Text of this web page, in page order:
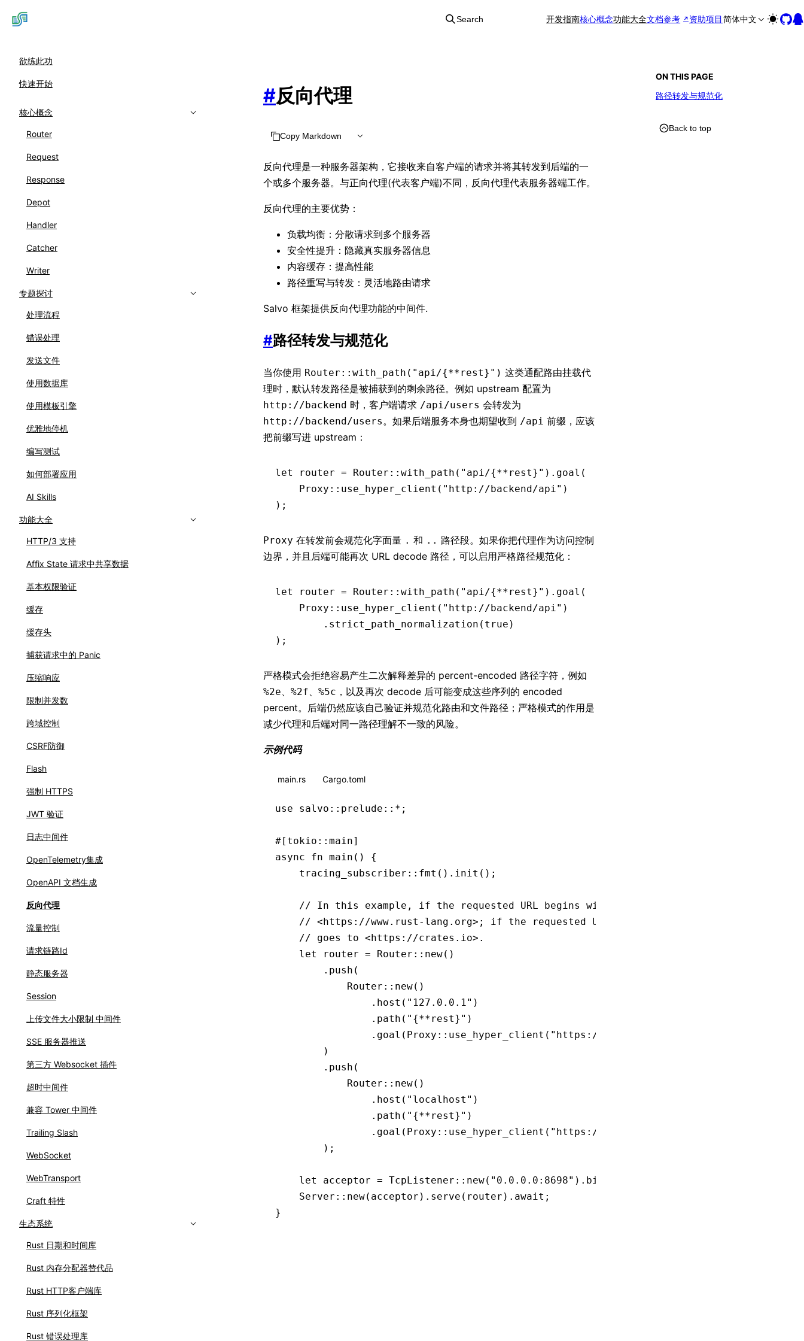
Search 开发指南核心概念功能大全文档参考 资助项目简体中文
欲练此功
快速开始
核心概念
Router
Request
Response
Depot
Handler
Catcher
Writer
专题探讨
处理流程
错误处理
发送文件
使用数据库
使用模板引擎
优雅地停机
编写测试
如何部署应用
AI Skills
功能大全
HTTP/3 支持
Affix State 请求中共享数据
基本权限验证
缓存
缓存头
捕获请求中的 Panic
压缩响应
限制并发数
跨域控制
CSRF防御
Flash
强制 HTTPS
JWT 验证
日志中间件
OpenTelemetry集成
OpenAPI 文档生成
反向代理
流量控制
请求链路Id
静态服务器
Session
上传文件大小限制 中间件
SSE 服务器推送
第三方 Websocket 插件
超时中间件
兼容 Tower 中间件
Trailing Slash
WebSocket
WebTransport
Craft 特性
生态系统
Rust 日期和时间库
Rust 内存分配器替代品
Rust HTTP客户端库
Rust 序列化框架
Rust 错误处理库
#反向代理
Copy Markdown
反向代理是一种服务器架构，它接收来自客户端的请求并将其转发到后端的一
个或多个服务器。与正向代理(代表客户端)不同，反向代理代表服务器端工作。
反向代理的主要优势：
负载均衡：分散请求到多个服务器
安全性提升：隐藏真实服务器信息
内容缓存：提高性能
路径重写与转发：灵活地路由请求
Salvo 框架提供反向代理功能的中间件.
#路径转发与规范化
当你使用 Router::with_path("api/{**rest}") 这类通配路由挂载代
理时，默认转发路径是被捕获到的剩余路径。例如 upstream 配置为
http://backend 时，客户端请求 /api/users 会转发为
http://backend/users 。如果后端服务本身也期望收到 /api 前缀，应该
把前缀写进 upstream：
let router = Router :: with_path ( "api/{**rest}" ) . goal (
    Proxy
:: use_hyper_client ( "http://backend/api" )
);
Proxy 在转发前会规范化字面量 . 和 .. 路径段。如果你把代理作为访问控制
边界，并且后端可能再次 URL decode 路径，可以启用严格路径规范化：
let router = Router :: with_path ( "api/{**rest}" ) . goal (
    Proxy
:: use_hyper_client ( "http://backend/api" )
        .
strict_path_normalization ( true )
);
严格模式会拒绝容易产生二次解释差异的 percent-encoded 路径字符，例如
%2e %2f %5c ，以及再次 decode 后可能变成这些序列的 encoded
percent。后端仍然应该自己验证并规范化路由和文件路径；严格模式的作用是
减少代理和后端对同一路径理解不一致的风险。
示例代码
main.rs Cargo.toml
use salvo :: prelude ::* ;
#[tokio :: main]
async fn main () {
    tracing_subscriber
:: fmt () . init ();
// In this example, if the requested URL begins with <http://127.0.0.1:8698/>, the
// <https://www.rust-lang.org>; if the requested URL begins with <http://
    // goes to <https://crates.io>.
    let
router = Router :: new()
        .
push (
            Router
:: new()
                .
host ( "127.0.0.1" )
                .
path ( "{**rest}" )
                .
goal (Proxy :: use_hyper_client ( "https://docs.rs"
        )
        .
push (
            Router
:: new()
                .
host ( "localhost" )
                .
path ( "{**rest}" )
                .
goal (Proxy :: use_hyper_client ( "https://crates.io"
        );
    let
acceptor = TcpListener :: new( "0.0.0.0:8698" ) . bind
    Server
:: new(acceptor) . serve (router) .await ;
}
ON THIS PAGE
路径转发与规范化
Back to top